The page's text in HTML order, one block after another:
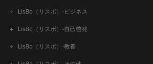
LisBo（リスボ）-ビジネス
LisBo（リスボ）-自己啓発
LisBo（リスボ）-教養